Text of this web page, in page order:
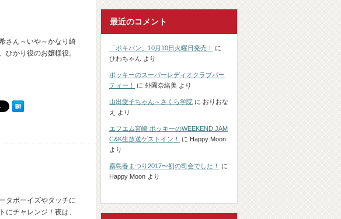
さん～いや～かなり綺
ひかり役のお嬢様役。
タボーイズやタッチに
にチャレンジ！夜は、
最近のコメント
「ポキパン」10月10日火曜日発売！
に
ひわちゃん より
ポッキーのスーパーレディオクラブパー
ティー！
に 外園奈緒美 より
山出愛子ちゃん～さくら学院 に おりおな
え
より
エフエム宮崎 ポッキーのWEEKEND JAM
C&K生放送ゲストイン！
に Happy Moon
より
霧島春まつり2017〜初の司会でした！
に
Happy Moon より